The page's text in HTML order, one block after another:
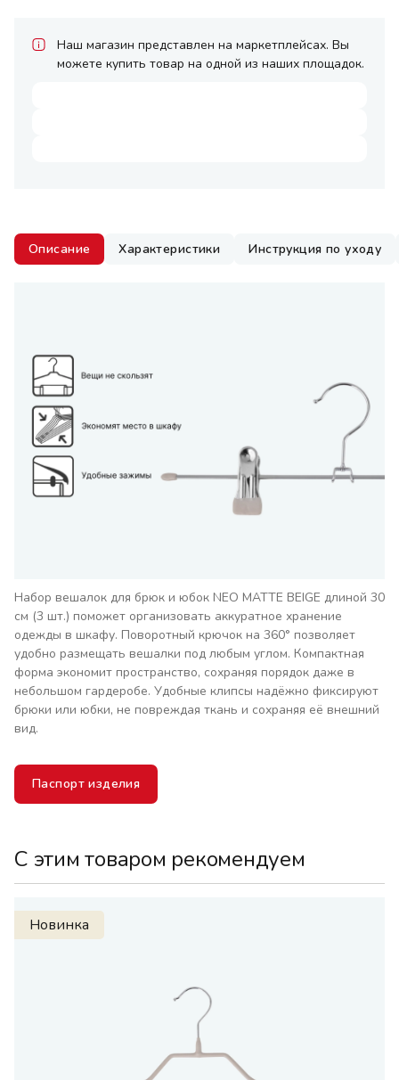
Наш магазин представлен на маркетплейсах. Вы
можете купить товар на одной из наших площадок.
Описание Характеристики Инструкция по уходу
Набор вешалок для брюк и юбок NEO MATTE BEIGE длиной 30
см (3 шт.) поможет организовать аккуратное хранение
одежды в шкафу. Поворотный крючок на 360° позволяет
удобно размещать вешалки под любым углом. Компактная
форма экономит пространство, сохраняя порядок даже в
небольшом гардеробе. Удобные клипсы надёжно фиксируют
брюки или юбки, не повреждая ткань и сохраняя её внешний
вид.
Паспорт изделия
С этим товаром рекомендуем
Новинка